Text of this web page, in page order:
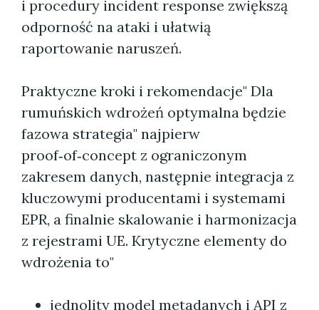
i procedury incident response zwiększą
odporność na ataki i ułatwią
raportowanie naruszeń.
Praktyczne kroki i rekomendacje" Dla
rumuńskich wdrożeń optymalna będzie
fazowa strategia" najpierw
proof‑of‑concept z ograniczonym
zakresem danych, następnie integracja z
kluczowymi producentami i systemami
EPR, a finalnie skalowanie i harmonizacja
z rejestrami UE. Krytyczne elementy do
wdrożenia to"
jednolity model metadanych i API z